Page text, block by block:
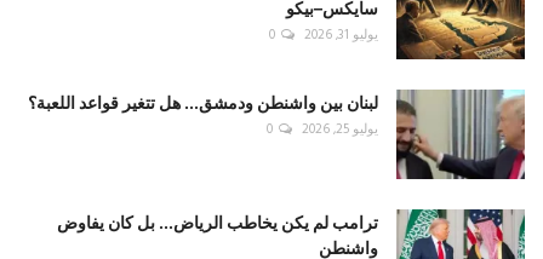
سايكس–بيكو
يوليو 31, 2026 0
لبنان بين واشنطن ودمشق... هل تتغير قواعد اللعبة؟
يوليو 25, 2026 0
ترامب لم يكن يخاطب الرياض... بل كان يفاوض
واشنطن